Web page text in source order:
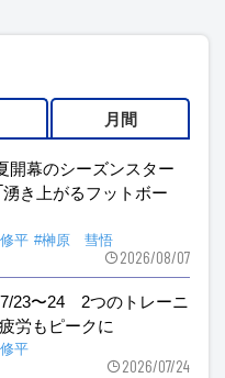
月間
開幕のシーズンスター
湧き上がるフットボー
平 #榊原 彗悟
2026/08/07
7/23〜24 2つのトレーニ
労もピークに
平
2026/07/24